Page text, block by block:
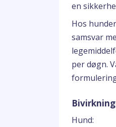
en
Hos
samsvar
per døgn.
Hund: